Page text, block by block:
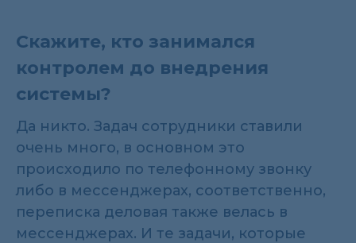
Скажите, кто занимался
контролем до внедрения
системы?
Да никто. Задач сотрудники ставили
очень много, в основном это
происходило по телефонному звонку
либо в мессенджерах, соответственно,
переписка деловая также велась в
мессенджерах. И те задачи, которые